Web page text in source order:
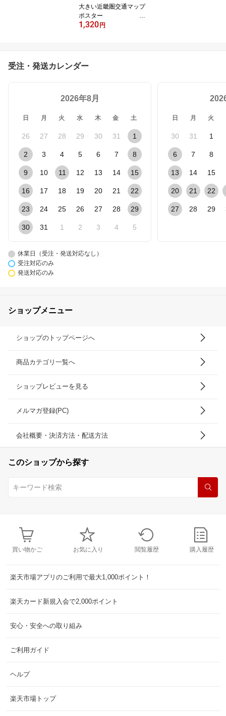
大きい近畿圏交通マップ
ポスター ※
2024年版
1,320 円
受注・発送カレンダー
2026年8月
日 月 火 水 木 金 土
26 27 28 29 30 31 1
2 3 4 5 6 7 8
9 10 11 12 13 14 15
16 17 18 19 20 21 22
23 24 25 26 27 28 29
30 31 1 2 3 4 5
日 月 火
30 31 1
6 7 8
13 14 15
20 21 22
27 28 29
休業日（受注・発送対応なし）
受注対応のみ
発送対応のみ
ショップメニュー
ショップのトップページへ
商品カテゴリ一覧へ
ショップレビューを見る
メルマガ登録(PC)
会社概要・決済方法・配送方法
このショップから探す
買い物かご お気に入り 閲覧履歴 購入履歴
楽天市場アプリのご利用で最大1,000ポイント！
楽天カード新規入会で2,000ポイント
安心・安全への取り組み
ご利用ガイド
ヘルプ
楽天市場トップ